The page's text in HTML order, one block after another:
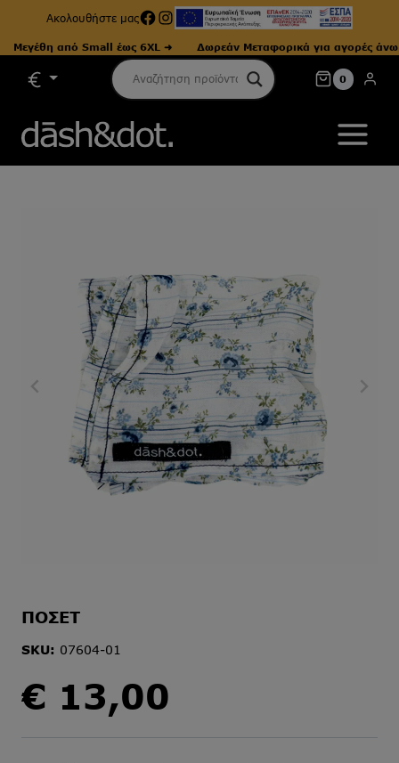
Ακολουθήστε μαςFacebook
Instagram
από Small έως 6XL ➜ Δωρεάν Μεταφορικά για αγορές άνω των
0
ΠΟΣΕΤ
SKU: 07604-01
€ 13,00